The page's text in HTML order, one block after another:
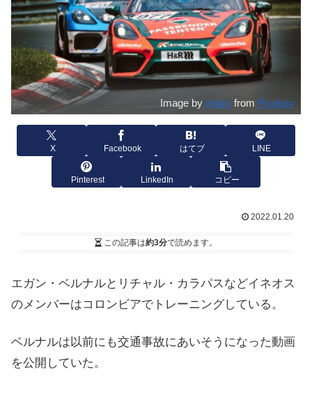
Image by mibrofrom Pixabay
X Facebook はてブ LINE
Pinterest LinkedIn コピー
2022.01.20
この記事は約3分で読めます。
エガン・ベルナルとリチャル・カラパスなどイネオス
のメンバーはコロンビアでトレーニングしている。
ベルナルは以前にも交通事故にあいそうになった動画
を公開していた。